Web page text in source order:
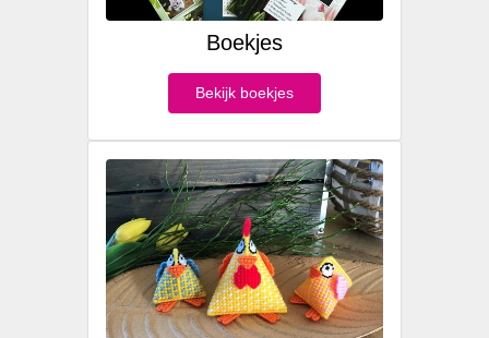
Boekjes
Bekijk boekjes